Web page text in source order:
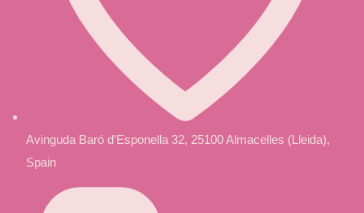
Avinguda Baró d’Esponella 32, 25100 Almacelles (Lleida),
Spain